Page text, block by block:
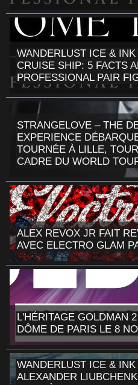
WANDERLUST ICE &
CRUISE SHIP: 5 FACTS
PROFESSIONAL PAIR
STRANGELOVE – THE
EXPERIENCE
TOURNÉE À LILLE,
CADRE DU WORLD
ALEX REVOX JR FAIT
AVEC ELECTRO GLAM
L'HÉRITAGE GOLDMAN
DÔME DE PARIS LE 8
WANDERLUST ICE &
ALEXANDER